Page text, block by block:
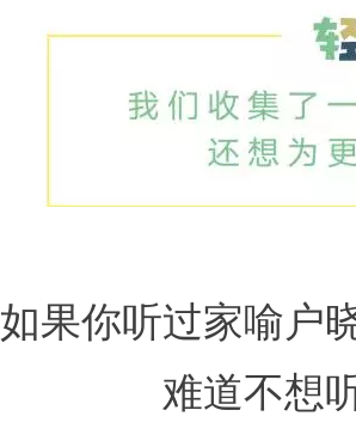
如果你听过家喻户
难道不想